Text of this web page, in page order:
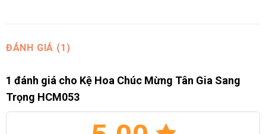
hoa đồng tiền hồng, cúc mẫu đơn hồng, và mõm sói tạo nên
một bức tranh hoa rực rỡ và ý nghĩa.
Hoa hồng, biểu tượng của tình yêu và lòng kính trọng, là lời
ĐÁNH GIÁ (1)
1 đánh giá cho Kệ Hoa Chúc Mừng Tân Gia Sang
Trọng HCM053